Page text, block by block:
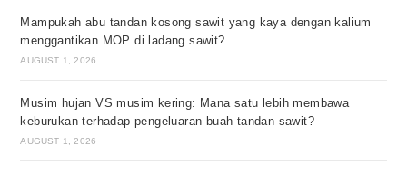
Mampukah abu tandan kosong sawit yang kaya dengan kalium
menggantikan MOP di ladang sawit?
AUGUST 1, 2026
Musim hujan VS musim kering: Mana satu lebih membawa
keburukan terhadap pengeluaran buah tandan sawit?
AUGUST 1, 2026